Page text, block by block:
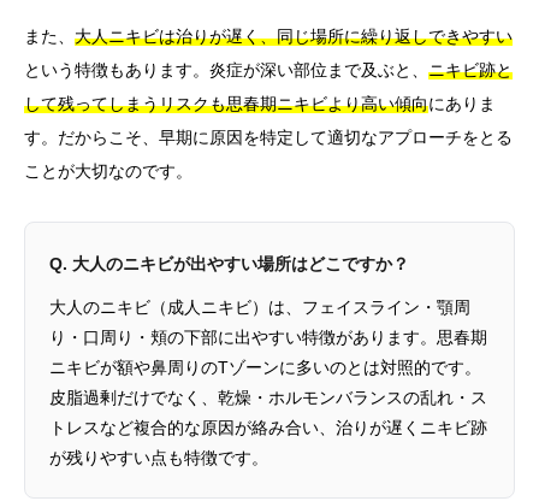
また、 大人ニキビは治りが遅く、同じ場所に繰り返しできやすい
という特徴もあります。炎症が深い部位まで及ぶと、 ニキビ跡と
して残ってしまうリスクも思春期ニキビより高い傾向にありま
す。だからこそ、早期に原因を特定して適切なアプローチをとる
ことが大切なのです。
Q. 大人のニキビが出やすい場所はどこですか？
大人のニキビ（成人ニキビ）は、フェイスライン・顎周
り・口周り・頬の下部に出やすい特徴があります。思春期
ニキビが額や鼻周りのTゾーンに多いのとは対照的です。
皮脂過剰だけでなく、乾燥・ホルモンバランスの乱れ・ス
トレスなど複合的な原因が絡み合い、治りが遅くニキビ跡
が残りやすい点も特徴です。